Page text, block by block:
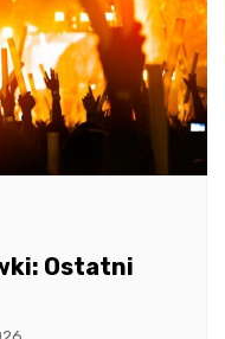
Ostatni